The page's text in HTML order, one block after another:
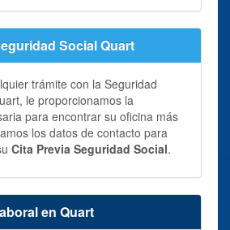
Social Quart
trámite con la Seguridad
le proporcionamos la
para encontrar su oficina más
los datos de contacto para
Cita Previa Seguridad Social.
en Quart